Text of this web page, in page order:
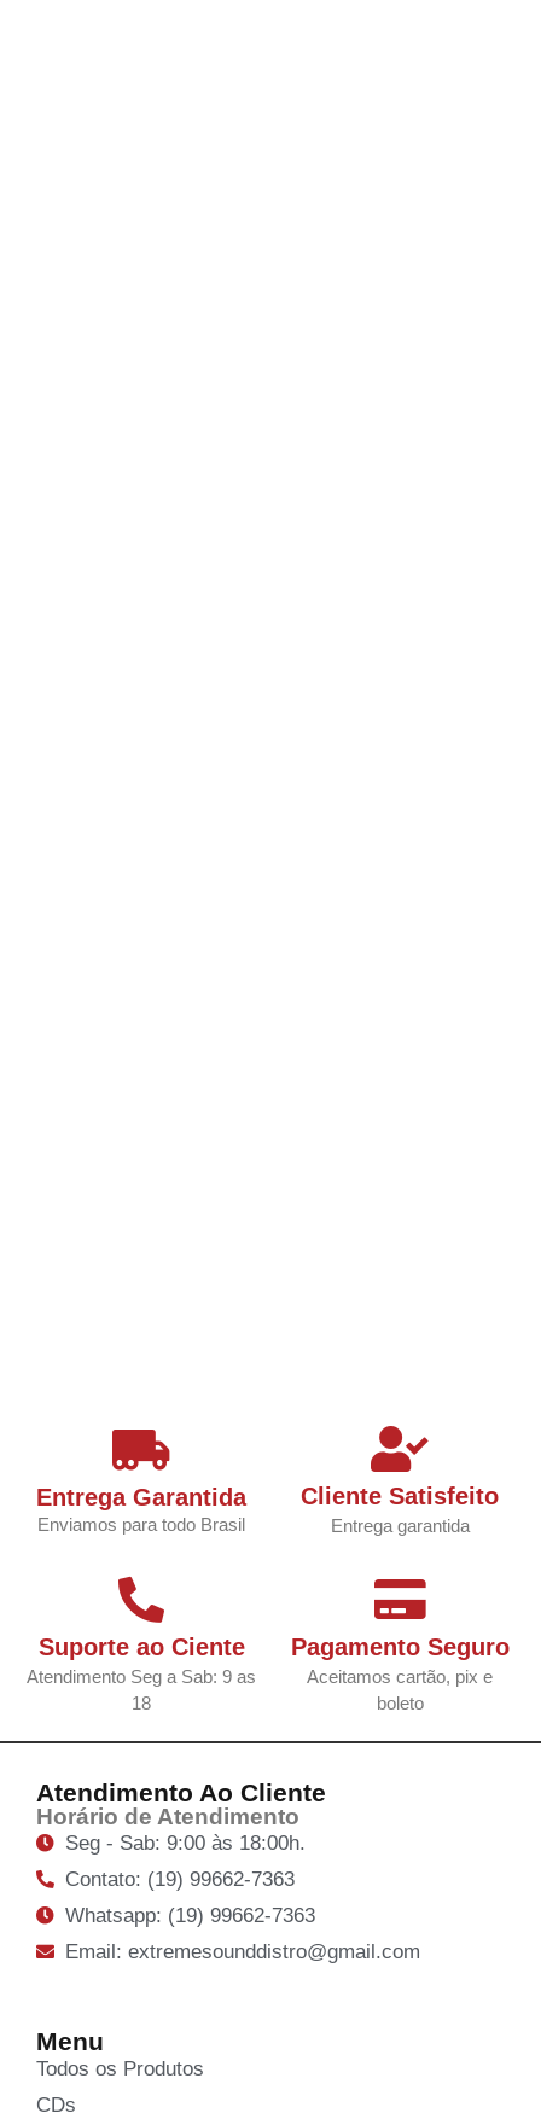
Entrega Garantida
Enviamos para todo Brasil
Cliente Satisfeito
Entrega garantida
Suporte ao Ciente
Atendimento Seg a Sab: 9 as
18
Pagamento Seguro
Aceitamos cartão, pix e
boleto
Atendimento Ao Cliente
Horário de Atendimento
Seg - Sab: 9:00 às 18:00h.
Contato: (19) 99662-7363
Whatsapp: (19) 99662-7363
Email: extremesounddistro@gmail.com
Menu
Todos os Produtos
CDs